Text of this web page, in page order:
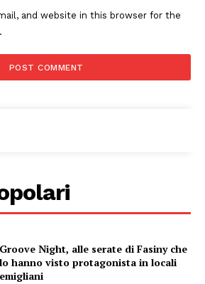
and website in this browser for the
Groove Night, alle serate di Fasiny che
lo hanno visto protagonista in locali
emigliani